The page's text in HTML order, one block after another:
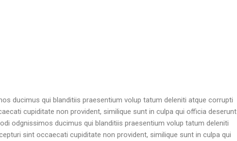
ducimus qui blanditiis praesentium volup tatum deleniti atque corrupti
cupiditate non provident, similique sunt in culpa qui officia deserunt
odgnissimos ducimus qui blanditiis praesentium volup tatum deleniti
sint occaecati cupiditate non provident, similique sunt in culpa qui